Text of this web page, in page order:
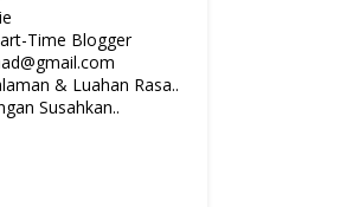
Time Blogger
& Luahan Rasa..
Susahkan..